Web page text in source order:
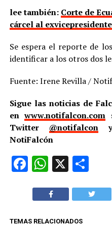
lee también: Corte de
cárcel al
Se espera el reporte de
identificar a los otros dos
Fuente: Irene Revilla /
Sigue las noticias de
enwww.notifalcon.com
Twitter @notifalcon y
NotiFalcón
Facebook
WhatsApp
X
TEMAS RELACIONADOS